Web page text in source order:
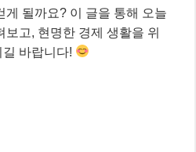
게 될까요? 이 글을 통해 오늘
고, 현명한 경제 생활을 위
바랍니다!